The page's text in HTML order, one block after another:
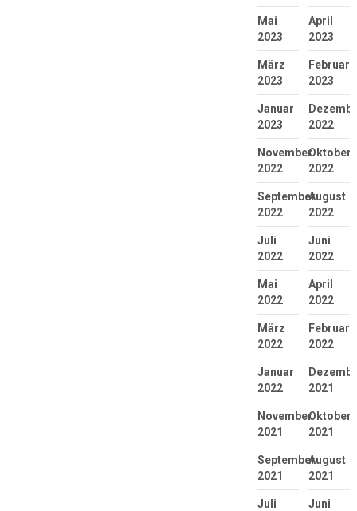
Mai
2023
April
2023
März
2023
Februar
2023
Januar
2023
2022
November
2022
Oktober
2022
September
2022
August
2022
Juli
2022
Juni
2022
Mai
2022
April
2022
März
2022
Februar
2022
Januar
2022
2021
November
2021
Oktober
2021
September
2021
August
2021
Juli
Juni